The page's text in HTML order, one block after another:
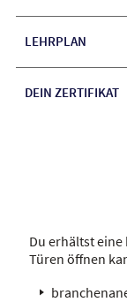
LEHRPLAN
DEIN ZERTIFIKAT
Du erhältst
Türen öffnen